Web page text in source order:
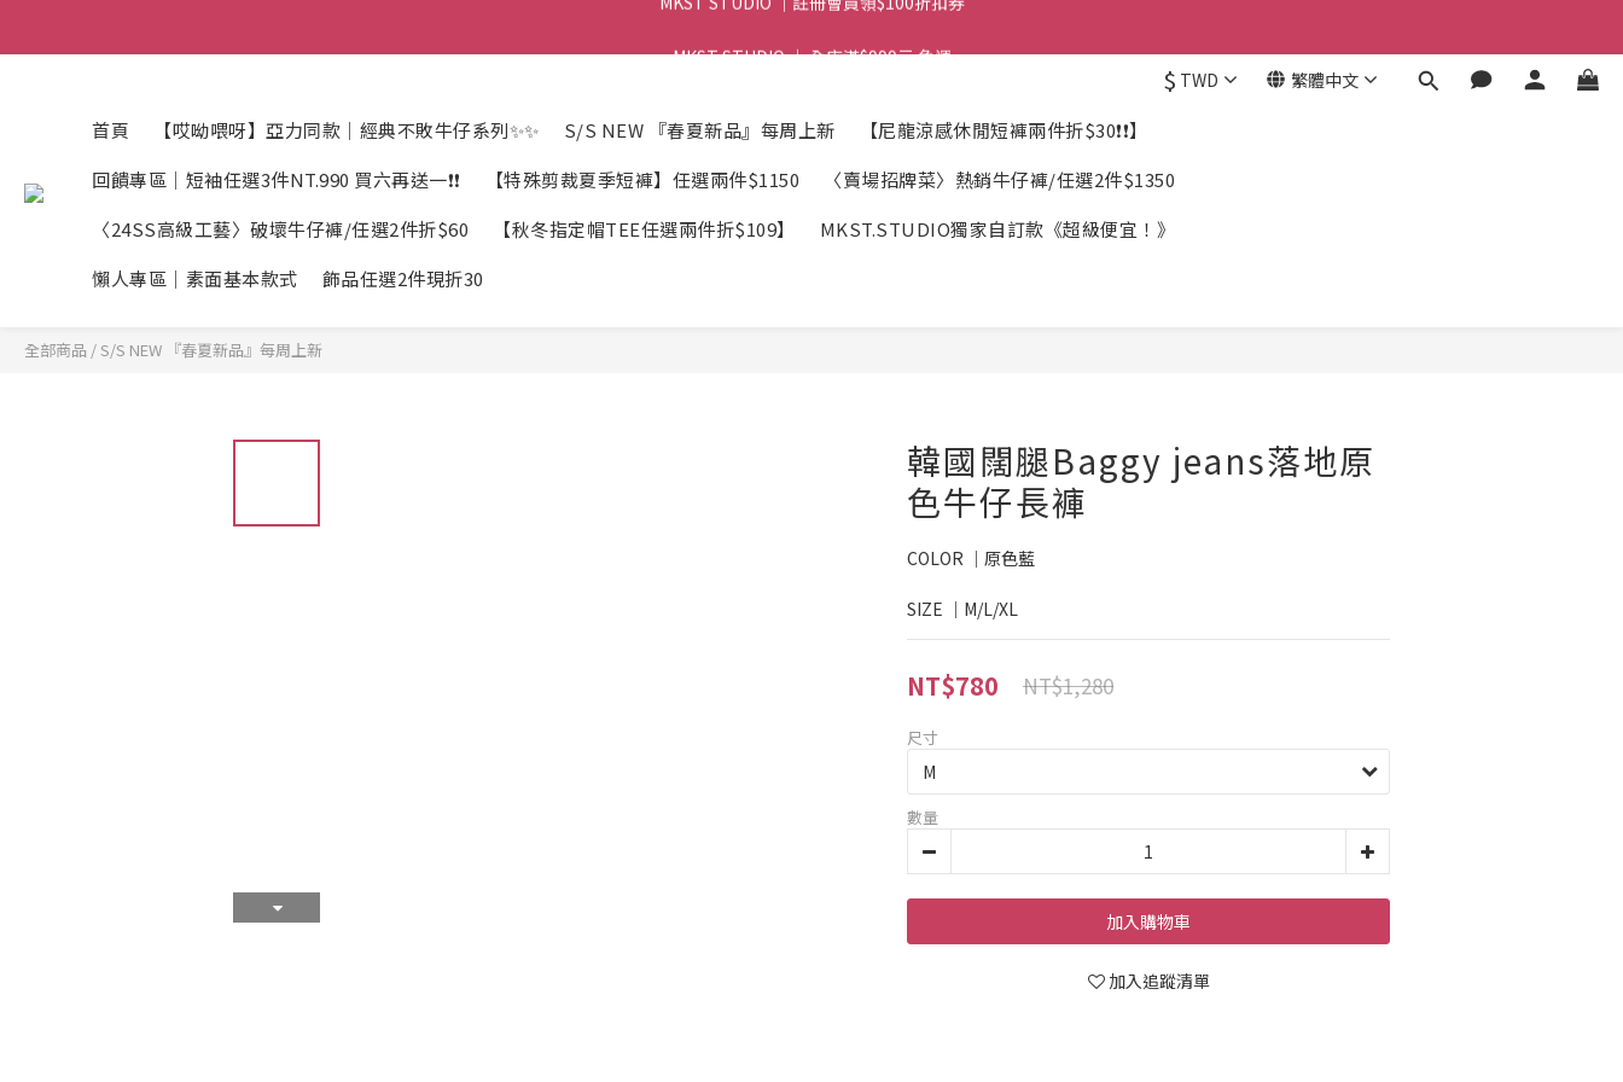
MKST STUDIO ｜ 全店滿$999元 免運
$ TWD 繁體中文
首頁 【哎呦喂呀】亞力同款｜經典不敗牛仔系列✨✨ S/S NEW 『春夏新品』每周上新
【尼龍涼感休閒短褲兩件折$30❗❗】
回饋專區｜短袖任選3件NT.990 買六再送一❗❗
【特殊剪裁夏季短褲】任選兩件$1150
〈賣場招牌菜〉熱銷牛仔褲/任選2件$1350
〈24SS高級工藝〉破壞牛仔褲/任選2件折$60
【秋冬指定帽TEE任選兩件折$109】
MKST.STUDIO獨家自訂款《超級便宜！》
懶人專區｜素面基本款式
飾品任選2件現折30
全部商品 /S/S NEW 『春夏新品』每周上新
韓國闊腿Baggy jeans落地原
色牛仔長褲
COLOR ｜原色藍
SIZE ｜M/L/XL
NT$780 NT$1,280
尺寸
數量
加入購物車
加入追蹤清單